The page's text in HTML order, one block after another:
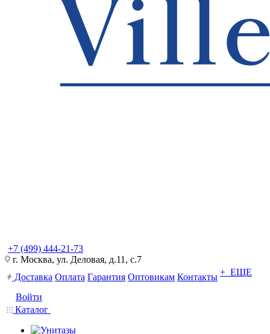
+7 (499) 444-21-73
г. Москва, ул. Деловая, д.11, с.7
Доставка Оплата Гарантия Оптовикам Контакты + ЕЩЕ
Войти
Каталог